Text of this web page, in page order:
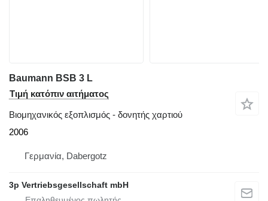
Baumann BSB 3 L
Τιμή κατόπιν αιτήματος
Βιομηχανικός εξοπλισμός - δονητής χαρτιού
2006
Γερμανία, Dabergotz
3p Vertriebsgesellschaft mbH